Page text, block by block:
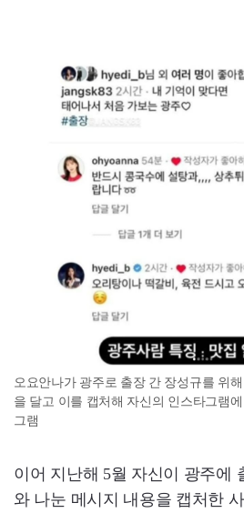
오요안나가 광주로 출장 간 장성규를 위
을 달고 이를 캡처해 자신의 인스타그램
그램
이어 지난해 5월 자신이 광주에
와 나눈 메시지 내용을 캡처한